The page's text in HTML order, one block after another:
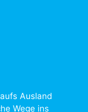
Ausland
Wege ins